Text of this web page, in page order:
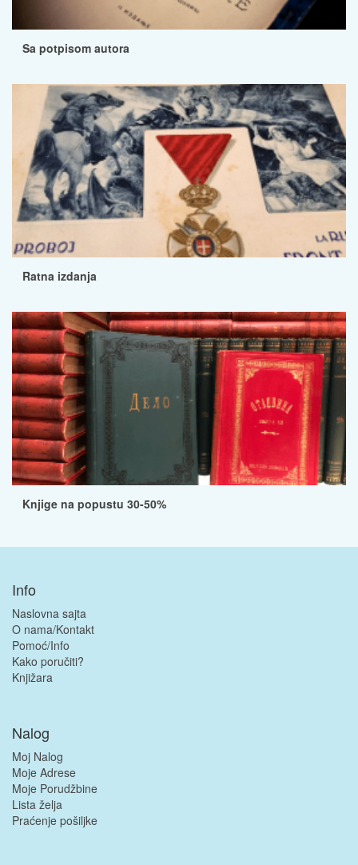
Sa potpisom autora
Ratna izdanja
Knjige na popustu 30-50%
Info
Naslovna sajta
O nama/Kontakt
Pomoć/Info
Kako poručiti?
Knjižara
Nalog
Moj Nalog
Moje Adrese
Moje Porudžbine
Lista želja
Praćenje pošiljke